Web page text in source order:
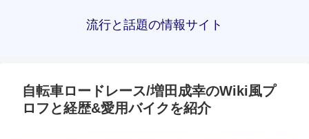
流行と話題の情報サイト
自転車ロードレース/増田成幸のWiki風プ
ロフと経歴&愛用バイクを紹介